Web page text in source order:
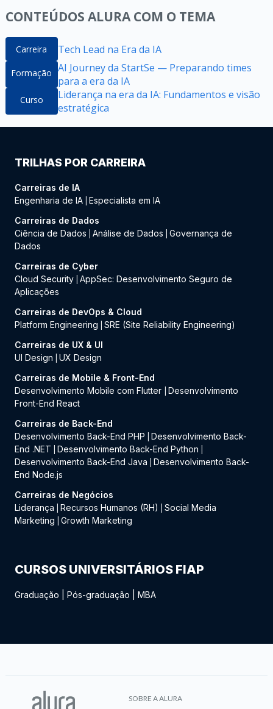
CONTEÚDOS ALURA COM O TEMA
Carreira Tech Lead na Era da IA
Formação AI Journey da StartSe — Preparando times
para a era da IA
Curso
Liderança na era da IA: Fundamentos e visão
estratégica​
TRILHAS POR CARREIRA
Carreiras de IA
Engenharia de IA Especialista em IA
Carreiras de Dados
Ciência de Dados
Análise de Dados
Governança de
Dados
Carreiras de Cyber
Cloud Security AppSec: Desenvolvimento Seguro de
Aplicações
Carreiras de DevOps & Cloud
Platform Engineering
SRE (Site Reliability Engineering)
Carreiras de UX & UI
UI Design
UX Design
Carreiras de Mobile & Front-End
Desenvolvimento Mobile com Flutter
Desenvolvimento
Front-End React
Carreiras de Back-End
Desenvolvimento Back-End PHP
Desenvolvimento Back-
End .NET
Desenvolvimento Back-End Python
Desenvolvimento Back-End Java
Desenvolvimento Back-
End Node.js
Carreiras de Negócios
Liderança
Recursos Humanos (RH)
Social Media
Marketing
Growth Marketing
CURSOS UNIVERSITÁRIOS FIAP
Graduação Pós-graduação MBA
SOBRE A ALURA